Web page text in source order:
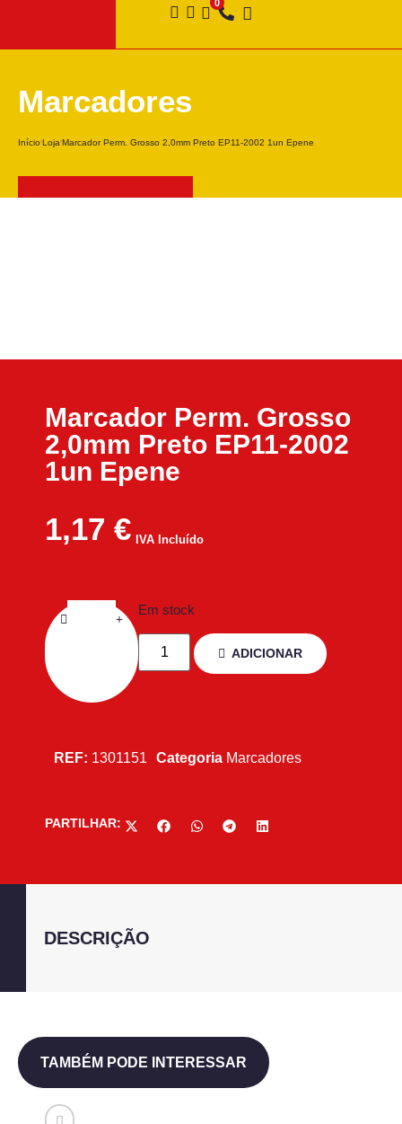
Marcadores
Início Loja Marcador Perm. Grosso 2,0mm Preto EP11-2002 1un Epene
Marcador Perm. Grosso
2,0mm Preto EP11-2002
1un Epene
1,17 € IVA Incluído
Em stock
ADICIONAR
REF: 1301151 Categoria Marcadores
PARTILHAR:
DESCRIÇÃO
TAMBÉM PODE INTERESSAR